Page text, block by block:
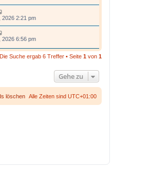
2026 2:21 pm
2026 6:56 pm
Die Suche ergab 6 Treffer • Seite 1 von 1
Gehe zu
Alle Zeiten sind UTC+01:00
löschen